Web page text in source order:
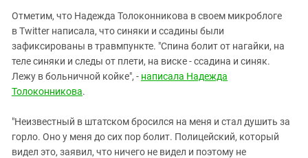
Отметим, что Надежда Толоконникова в своем микроблоге
в Twitter написала, что синяки и ссадины были
зафиксированы в травмпункте. "Спина болит от нагайки, на
теле синяки и следы от плети, на виске - ссадина и синяк.
Лежу в больничной койке", - написала Надежда
Толоконникова.
"Неизвестный в штатском бросился на меня и стал душить за
горло. Оно у меня до сих пор болит. Полицейский, который
видел это, заявил, что ничего не видел и поэтому не